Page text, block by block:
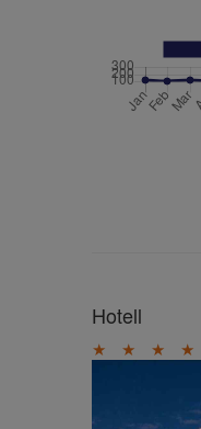
Hotell
★ ★ ★ ★